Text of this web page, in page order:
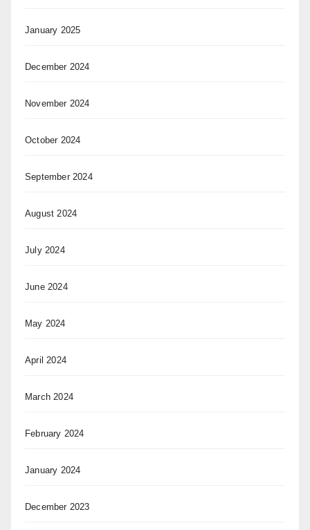
January 2025
December 2024
November 2024
October 2024
September 2024
August 2024
July 2024
June 2024
May 2024
April 2024
March 2024
February 2024
January 2024
December 2023